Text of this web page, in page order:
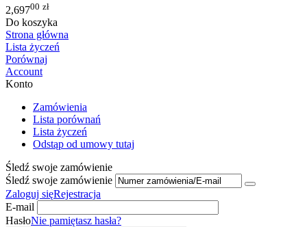
2,69700 zł
Do koszyka
Strona główna
Lista życzeń
Porównaj
Account
Konto
Zamówienia
Lista porównań
Lista życzeń
Odstąp od umowy tutaj
Śledź swoje zamówienie
Śledź swoje zamówienie
Zaloguj sięRejestracja
E-mail
HasłoNie pamiętasz hasła?